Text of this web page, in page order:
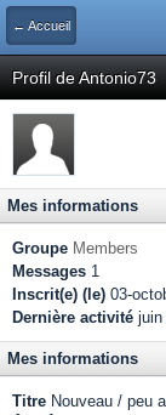
← Accueil
Profil de Antonio73
Mes informations
Groupe Members
Messages 1
Inscrit(e) (le) 03-
Dernière activité juin
Mes informations
Titre Nouveau / peu